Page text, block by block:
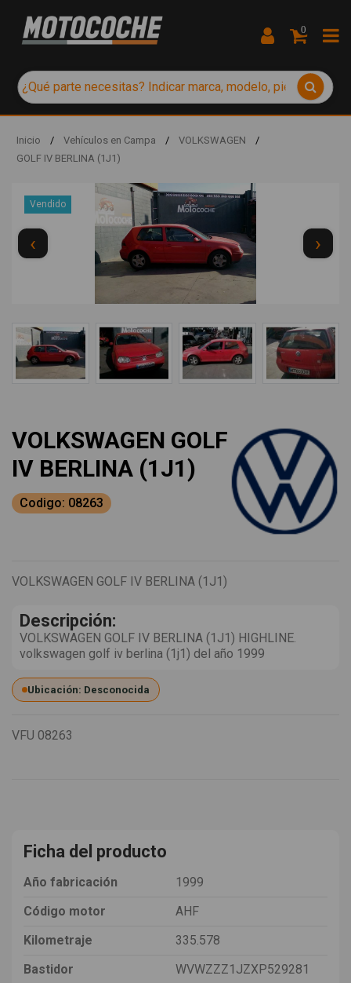
0
Inicio / Vehículos en Campa / VOLKSWAGEN
/
GOLF IV BERLINA (1J1)
Vendido
‹ ›
VOLKSWAGEN GOLF
IV BERLINA (1J1)
Codigo: 08263
VOLKSWAGEN GOLF IV BERLINA (1J1)
Descripción:
VOLKSWAGEN GOLF IV BERLINA (1J1) HIGHLINE.
volkswagen golf iv berlina (1j1) del año 1999
Ubicación: Desconocida
VFU 08263
Ficha del producto
Año fabricación
1999
Código motor
AHF
Kilometraje
335.578
Bastidor
WVWZZZ1JZXP529281